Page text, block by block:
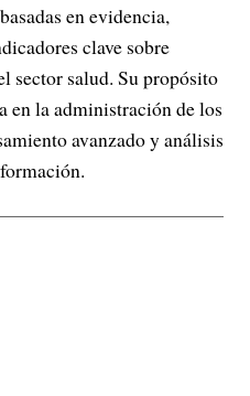
en evidencia,
clave sobre
sector salud. Su propósito
en la administración de los
avanzado y análisis